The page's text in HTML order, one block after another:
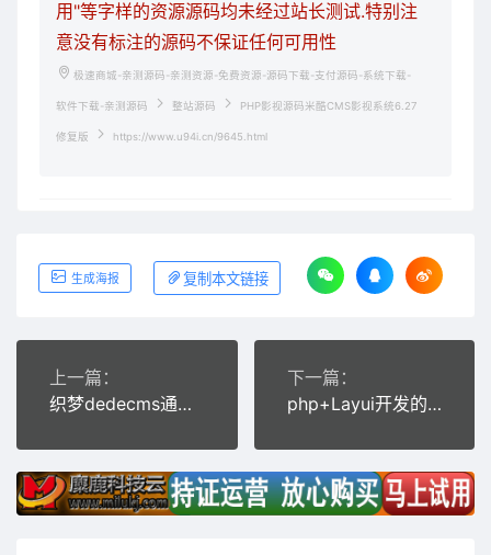
用"等字样的资源源码均未经过站长测试.特别注
意没有标注的源码不保证任何可用性
极速商城-亲测源码-亲测资源-免费资源-源码下载-支付源码-系统下载-
软件下载-亲测源码 整站源码 PHP影视源码米酷CMS影视系统6.27
修复版 https://www.u94i.cn/9645.html
生成海报 复制本文链接
上一篇：
织梦dedecms通用企业落地页宣传推广竞价单页网站源码
下一篇：
php+Layui开发的网站信息探针查询源码